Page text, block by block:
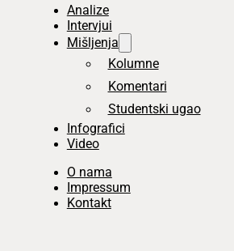
Analize
Intervjui
Mišljenja
Kolumne
Komentari
Studentski ugao
Infografici
Video
O nama
Impressum
Kontakt